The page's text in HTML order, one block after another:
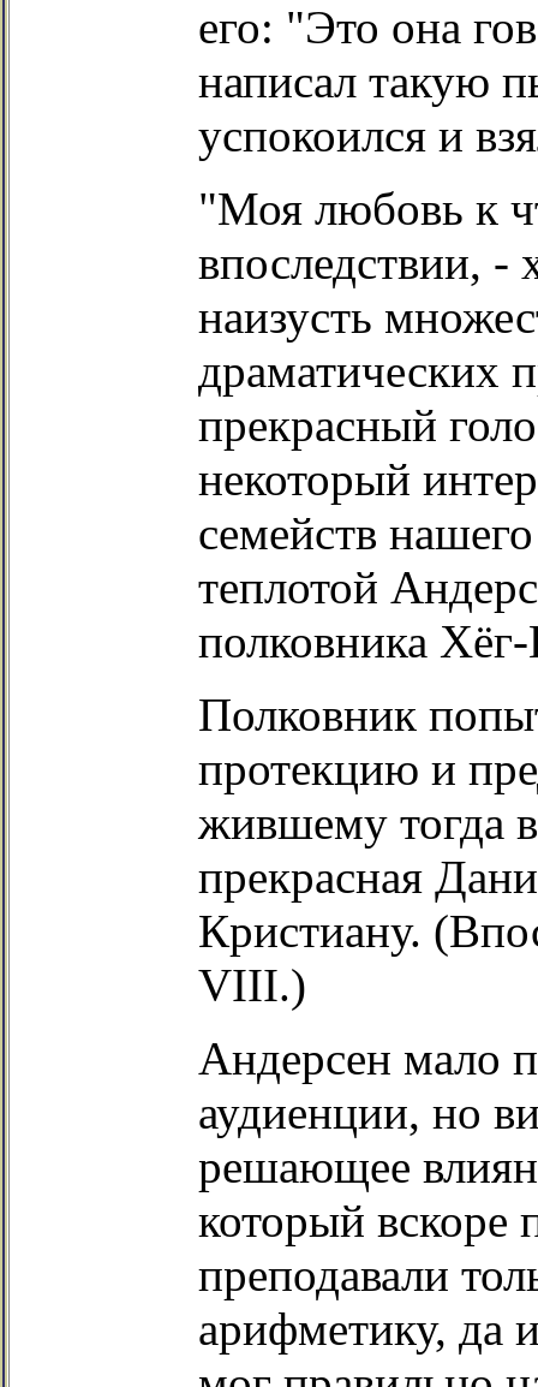
его: "Это она
написал такую
успокоился и
"Моя любовь к
впоследствии, -
наизусть
драматических
прекрасный
некоторый
семейств
теплотой
полковника Хёг-
Полковник
протекцию и
жившему тогда
прекрасная
Кристиану.
VIII.)
Андерсен мало
аудиенции, но
решающее
который вскоре
преподавали
арифметику, да